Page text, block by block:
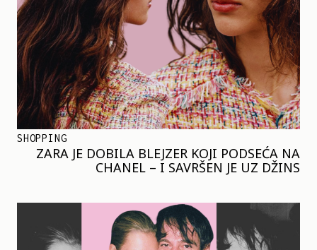
SHOPPING
ZARA JE DOBILA BLEJZER KOJI PODSEĆA NA
CHANEL – I SAVRŠEN JE UZ DŽINS